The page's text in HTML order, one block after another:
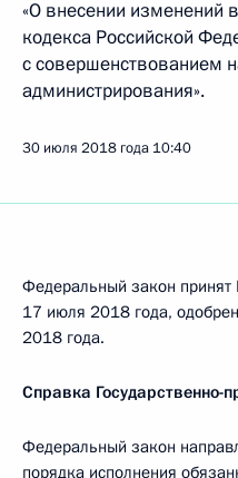
«О внесении изменений
кодекса Российской
с совершенствованием
администрирования».
30 июля 2018 года 10:40
Федеральный закон принят
17 июля 2018 года,
2018 года.
Справка Государственно-
Федеральный закон
порядка исполнения